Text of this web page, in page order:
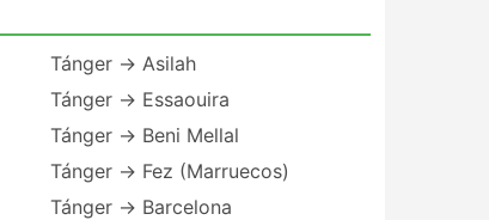
Tánger → Asilah
Tánger → Essaouira
Tánger → Beni Mellal
Tánger → Fez (Marruecos)
Tánger → Barcelona